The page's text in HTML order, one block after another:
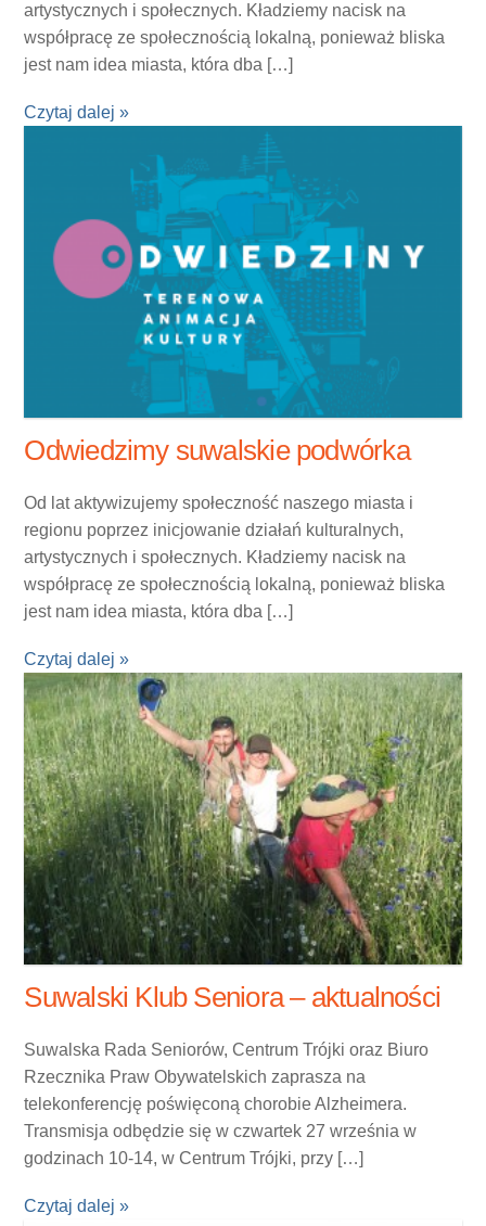
artystycznych i społecznych. Kładziemy nacisk na
współpracę ze społecznością lokalną, ponieważ bliska
jest nam idea miasta, która dba […]
Czytaj dalej »
Odwiedzimy suwalskie podwórka
Od lat aktywizujemy społeczność naszego miasta i
regionu poprzez inicjowanie działań kulturalnych,
artystycznych i społecznych. Kładziemy nacisk na
współpracę ze społecznością lokalną, ponieważ bliska
jest nam idea miasta, która dba […]
Czytaj dalej »
Suwalski Klub Seniora – aktualności
Suwalska Rada Seniorów, Centrum Trójki oraz Biuro
Rzecznika Praw Obywatelskich zaprasza na
telekonferencję poświęconą chorobie Alzheimera.
Transmisja odbędzie się w czwartek 27 września w
godzinach 10-14, w Centrum Trójki, przy […]
Czytaj dalej »